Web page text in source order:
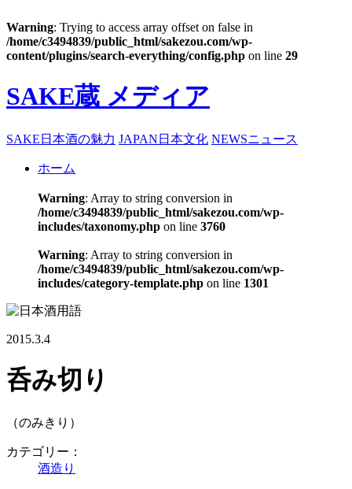
Warning: Trying to access array offset on false in
/home/c3494839/public_html/sakezou.com/wp-
content/plugins/search-everything/config.php on line 29
SAKE蔵 メディア
SAKE 日本酒の魅力 JAPAN 日本文化 NEWSニュース
ホーム
Warning: Array to string conversion in
/home/c3494839/public_html/sakezou.com/wp-
includes/taxonomy.php on line 3760
Warning: Array to string conversion in
/home/c3494839/public_html/sakezou.com/wp-
includes/category-template.php on line 1301
2015.3.4
呑み切り
（のみきり）
カテゴリー：
酒造り